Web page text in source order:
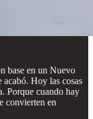
base en un Nuevo
Hoy las cosas
Porque cuando hay
convierten en